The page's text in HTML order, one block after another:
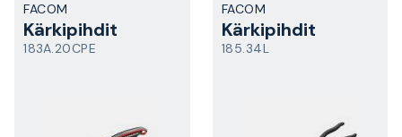
FACOM
Kärkipihdit
183A.20CPE
FACOM
Kärkipihdit
185.34L